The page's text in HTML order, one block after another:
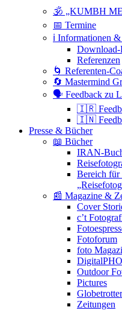
🕉 „KUMBH
📅 Termine
ℹ️ Informationen
Download-
Referenzen
🌀 Referenten-
🔄 Mastermind
🗣 Feedback zu
🇮🇷
🇮🇳
Presse & Bücher
📖 Bücher
IRAN-
Bereich für
📰 Magazine &
Cover
c’t
Fotoforum
foto
Outdoor
Pictures
Globetrotter
Zeitungen